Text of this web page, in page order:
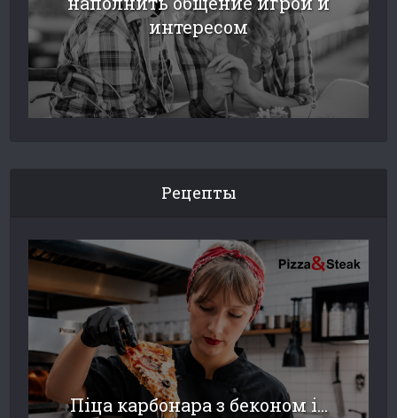
интересом
Рецепты
Піца карбонара з беконом і...